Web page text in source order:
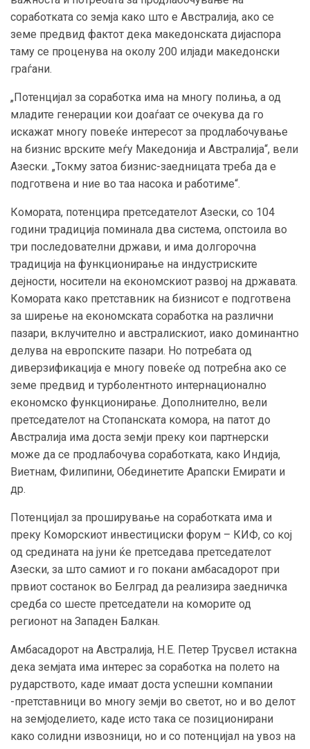
соработката со земја како што е Австралија, ако се
земе предвид фактот дека македонската дијаспора
таму се проценува на околу 200 илјади македонски
граѓани.
„Потенцијал за соработка има на многу полиња, а од
младите генерации кои доаѓаат се очекува да го
искажат многу повеќе интересот за продлабочување
на бизнис врските меѓу Македонија и Австралија“, вели
Азески. „Токму затоа бизнис-заедницата треба да е
подготвена и ние во таа насока и работиме“.
Комората, потенцира претседателот Азески, со 104
години традиција поминала два система, опстоила во
три последователни држави, и има долгорочна
традиција на функционирање на индустриските
дејности, носители на економскиот развој на државата.
Комората како претставник на бизнисот е подготвена
за ширење на економската соработка на различни
пазари, вклучително и австралискиот, иако доминантно
делува на европските пазари. Но потребата од
диверзификација е многу повеќе од потребна ако се
земе предвид и турболентното интернационално
економско функционирање. Дополнително, вели
претседателот на Стопанската комора, на патот до
Австралија има доста земји преку кои партнерски
може да се продлабочува соработката, како Индија,
Виетнам, Филипини, Обединетите Арапски Емирати и
др.
Потенцијал за проширување на соработката има и
преку Коморскиот инвестициски форум – КИФ, со кој
од средината на јуни ќе претседава претседателот
Азески, за што самиот и го покани амбасадорот при
првиот состанок во Белград да реализира заедничка
средба со шесте претседатели на коморите од
регионот на Западен Балкан.
Амбасадорот на Австралија, Н.Е. Петер Трусвел истакна
дека земјата има интерес за соработка на полето на
рударството, каде имаат доста успешни компании
-претставници во многу земји во светот, но и во делот
на земјоделието, каде исто така се позиционирани
како солидни извозници, но и со потенцијал на увоз на